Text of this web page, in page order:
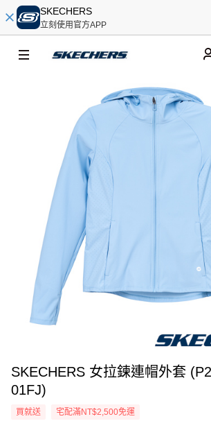
SKECHERS
立刻使用官方APP
SKECHERS 女拉鍊連帽外套
01FJ)
買就送 宅配滿NT$2,500免運